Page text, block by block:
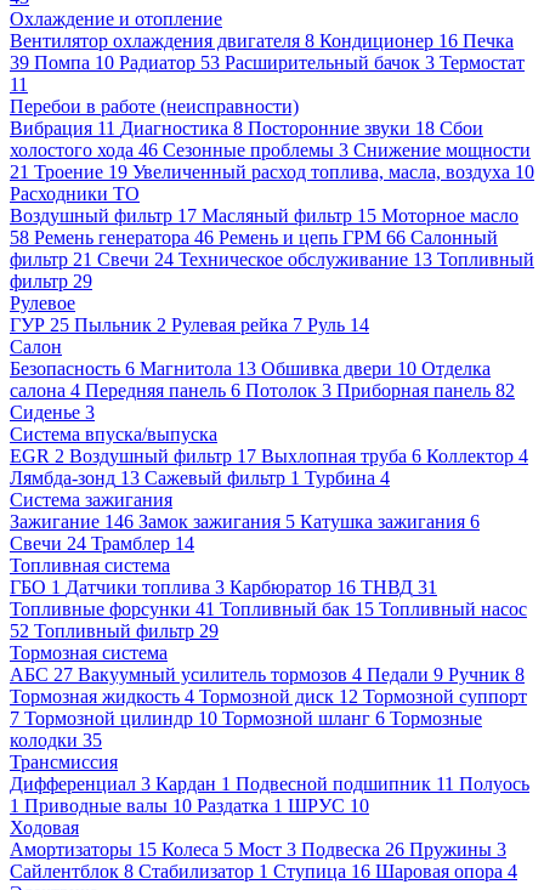
Охлаждение и отопление
Вентилятор охлаждения двигателя 8 Кондиционер 16 Печка
39 Помпа 10 Радиатор 53 Расширительный бачок 3 Термостат
11
Перебои в работе (неисправности)
Вибрация 11 Диагностика 8 Посторонние звуки 18 Сбои
холостого хода 46 Сезонные проблемы 3 Снижение мощности
21 Троение 19 Увеличенный расход топлива, масла, воздуха 10
Расходники ТО
Воздушный фильтр 17 Масляный фильтр 15 Моторное масло
58 Ремень генератора 46 Ремень и цепь ГРМ 66 Салонный
фильтр 21 Свечи 24 Техническое обслуживание 13 Топливный
фильтр 29
Рулевое
ГУР 25 Пыльник 2 Рулевая рейка 7 Руль 14
Салон
Безопасность 6 Магнитола 13 Обшивка двери 10 Отделка
салона 4 Передняя панель 6 Потолок 3 Приборная панель 82
Сиденье 3
Система впуска/выпуска
EGR 2 Воздушный фильтр 17 Выхлопная труба 6 Коллектор 4
Лямбда-зонд 13 Сажевый фильтр 1 Турбина 4
Система зажигания
Зажигание 146 Замок зажигания 5 Катушка зажигания 6
Свечи 24 Трамблер 14
Топливная система
ГБО 1 Датчики топлива 3 Карбюратор 16 ТНВД 31
Топливные форсунки 41 Топливный бак 15 Топливный насос
52 Топливный фильтр 29
Тормозная система
АБС 27 Вакуумный усилитель тормозов 4 Педали 9 Ручник 8
Тормозная жидкость 4 Тормозной диск 12 Тормозной суппорт
7 Тормозной цилиндр 10 Тормозной шланг 6 Тормозные
колодки 35
Трансмиссия
Дифференциал 3 Кардан 1 Подвесной подшипник 11 Полуось
1 Приводные валы 10 Раздатка 1 ШРУС 10
Ходовая
Амортизаторы 15 Колеса 5 Мост 3 Подвеска 26 Пружины 3
Сайлентблок 8 Стабилизатор 1 Ступица 16 Шаровая опора 4